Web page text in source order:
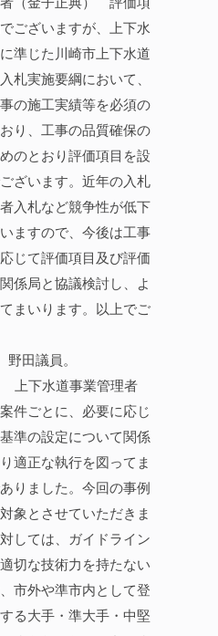
ございますが、上下水
準じた川崎市上下水道
札実施要綱において、
の施工実績等を必須の
り、工事の品質確保の
のとおり評価項目を設
ざいます。近年の入札
入札など競争性が低下
ますので、今後は工事
じて評価項目及び評価
係局と協議検討し、よ
まいります。以上でご
田議員。
上下水道事業管理者
件ごとに、必要に応じ
準の設定について関係
適正な執行を図ってま
りました。今回の事例
象とさせていただきま
しては、ガイドライン
切な技術力を持たない
市外や準市内として登
る大手・準大手・中堅